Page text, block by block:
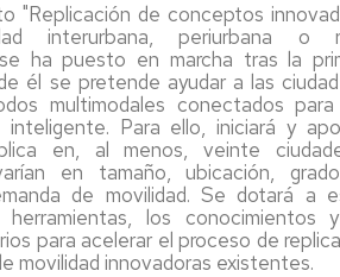
"Replicación de conceptos
interurbana, periurbana o
ha puesto en marcha tras la
él se pretende ayudar a las
multimodales conectados
inteligente. Para ello, iniciará y
en, al menos, veinte
en tamaño, ubicación,
de movilidad. Se dotará a
los conocimientos
para acelerar el proceso de
movilidad innovadoras existentes.